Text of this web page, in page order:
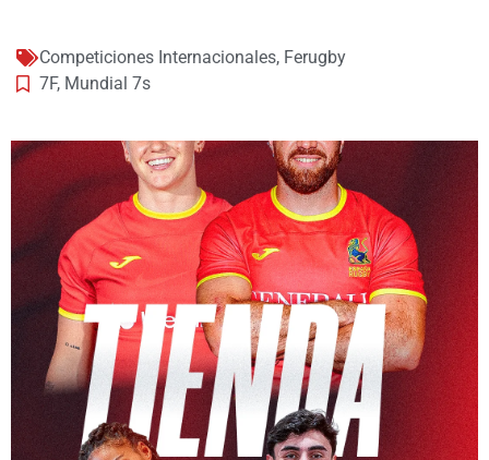
Competiciones Internacionales, Ferugby
7F, Mundial 7s